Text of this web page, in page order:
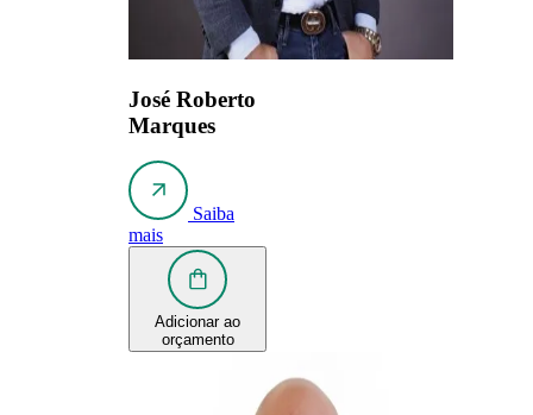
José Roberto
Marques
Saiba
mais
Adicionar ao
orçamento